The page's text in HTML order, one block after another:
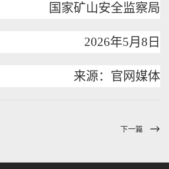
国家矿山安全监察局
2026年5月 8 日
来源：官网媒体
下一篇